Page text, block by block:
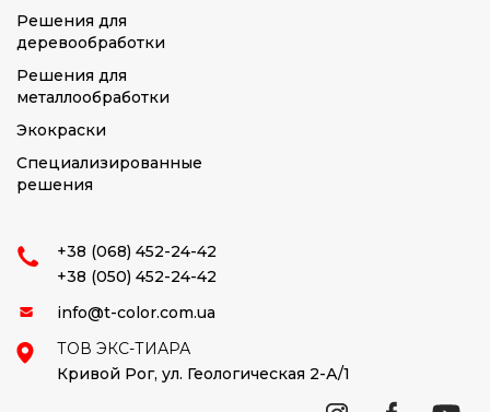
Решения для
деревообработки
Решения для
металлообработки
Экокраски
Специализированные
решения
+38 (068) 452-24-42
+38 (050) 452-24-42
info@t-color.com.ua
ТОВ ЭКС-ТИАРА
Кривой Рог, ул. Геологическая 2-А/1